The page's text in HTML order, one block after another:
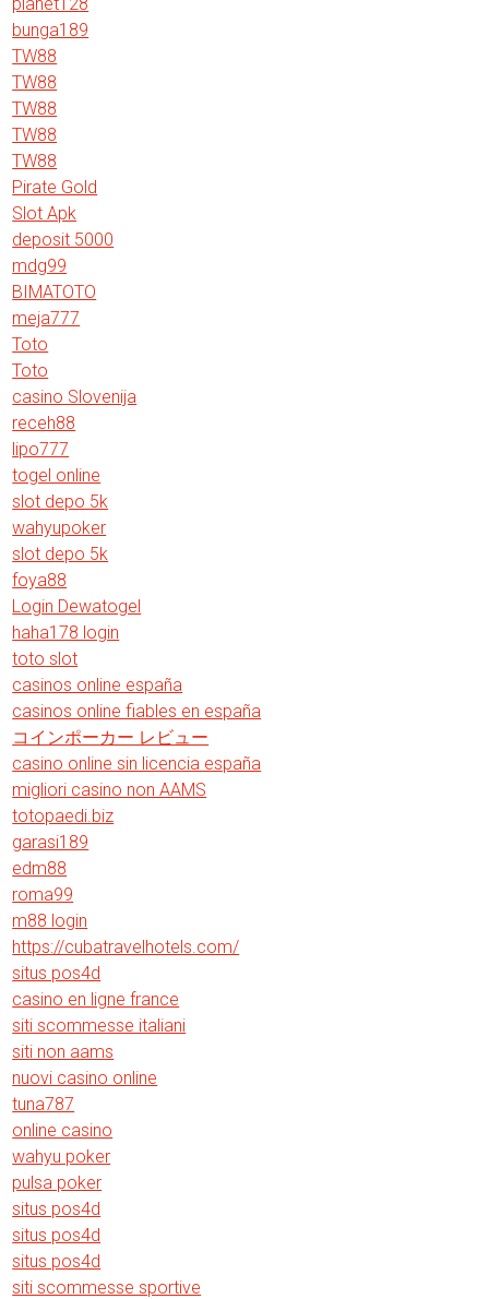
bunga189
TW88
TW88
TW88
TW88
TW88
Pirate Gold
Slot Apk
deposit 5000
mdg99
BIMATOTO
meja777
Toto
Toto
casino Slovenija
receh88
lipo777
togel online
slot depo 5k
wahyupoker
slot depo 5k
foya88
Login Dewatogel
haha178 login
toto slot
casinos online españa
casinos online fiables en españa
コインポーカー レビュー
casino online sin licencia españa
migliori casino non AAMS
totopaedi.biz
garasi189
edm88
roma99
m88 login
https://cubatravelhotels.com/
situs pos4d
casino en ligne france
siti scommesse italiani
siti non aams
nuovi casino online
tuna787
online casino
wahyu poker
pulsa poker
situs pos4d
situs pos4d
situs pos4d
siti scommesse sportive